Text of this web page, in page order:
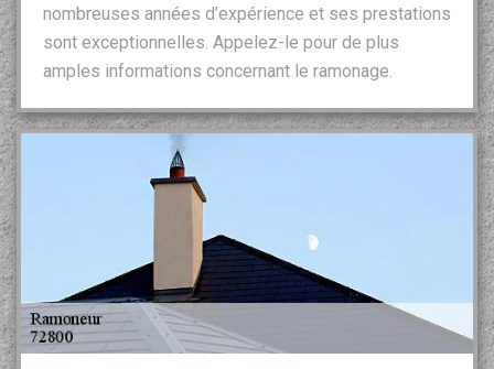
nombreuses années d’expérience et ses prestations
sont exceptionnelles. Appelez-le pour de plus
amples informations concernant le ramonage.